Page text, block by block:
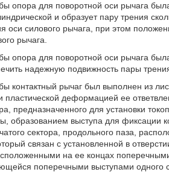
опора для поворотной оси рычага
и образует пару трения
оси силового рычага, при этом
рычага.
опора для поворотной оси рычага
надежную подвижность пары
контактный рычаг был выполнен из
деформацией ее
предназначенного для установки
образованием выступа для фиксации
сектора, продольного паза,
связан с установленной в
на ее концах
поперечными выступами одного